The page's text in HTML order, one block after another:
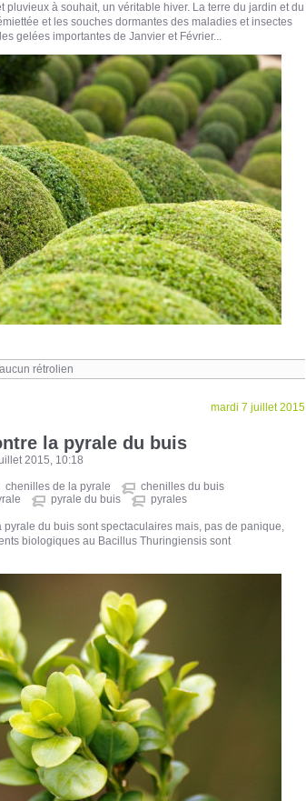
pluvieux à souhait, un véritable hiver. La terre du jardin et du
et les souches dormantes des maladies et insectes
gelées importantes de Janvier et Février...
aucun rétrolien
mardi 7 juillet 2015
la pyrale du buis
2015, 10:18
chenilles de la pyrale
chenilles du buis
pyrale du buis pyrales
du buis sont spectaculaires mais, pas de panique,
biologiques au Bacillus Thuringiensis sont